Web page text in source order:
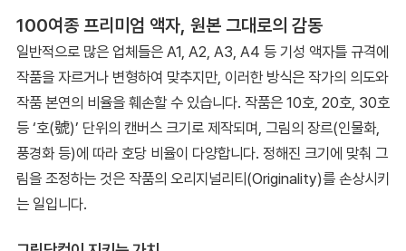
100여종 프리미엄 액자, 원본 그대로의 감동
일반적으로 많은 업체들은 A1, A2, A3, A4 등 기성 액자틀 규격에
작품을 자르거나 변형하여 맞추지만, 이러한 방식은 작가의 의도와
작품 본연의 비율을 훼손할 수 있습니다. 작품은 10호, 20호, 30호
등 ‘호(號)’ 단위의 캔버스 크기로 제작되며, 그림의 장르(인물화,
풍경화 등)에 따라 호당 비율이 다양합니다. 정해진 크기에 맞춰 그
림을 조정하는 것은 작품의 오리지널리티(Originality)를 손상시키
는 일입니다.